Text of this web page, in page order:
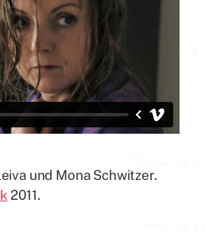
und Mona Schwitzer.
2011.